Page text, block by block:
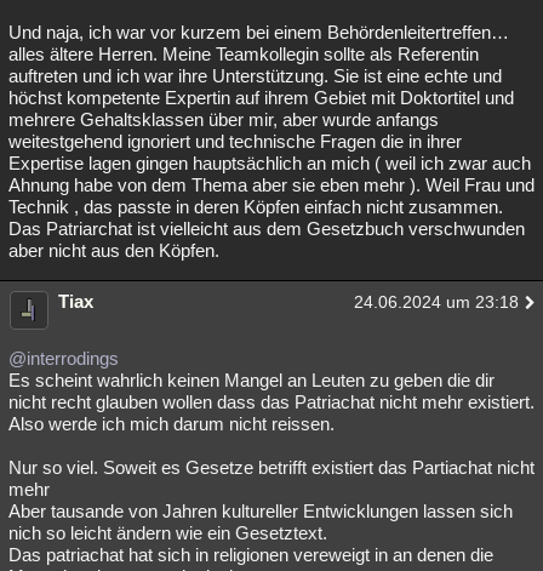
Und naja, ich war vor kurzem bei einem Behördenleitertreffen…
alles ältere Herren. Meine Teamkollegin sollte als Referentin
auftreten und ich war ihre Unterstützung. Sie ist eine echte und
höchst kompetente Expertin auf ihrem Gebiet mit Doktortitel und
mehrere Gehaltsklassen über mir, aber wurde anfangs
weitestgehend ignoriert und technische Fragen die in ihrer
Expertise lagen gingen hauptsächlich an mich ( weil ich zwar auch
Ahnung habe von dem Thema aber sie eben mehr ). Weil Frau und
Technik , das passte in deren Köpfen einfach nicht zusammen.
Das Patriarchat ist vielleicht aus dem Gesetzbuch verschwunden
aber nicht aus den Köpfen.
Tiax 24.06.2024 um 23:18
@interrodings
Es scheint wahrlich keinen Mangel an Leuten zu geben die dir
nicht recht glauben wollen dass das Patriachat nicht mehr existiert.
Also werde ich mich darum nicht reissen.
Nur so viel. Soweit es Gesetze betrifft existiert das Partiachat nicht
mehr
Aber tausande von Jahren kultureller Entwicklungen lassen sich
nich so leicht ändern wie ein Gesetztext.
Das patriachat hat sich in religionen vereweigt in an denen die